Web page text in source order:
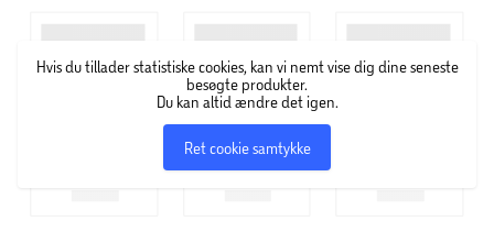
Hvis du tillader statistiske cookies, kan vi nemt vise dig dine seneste
besøgte produkter.
Du kan altid ændre det igen.
Ret cookie samtykke